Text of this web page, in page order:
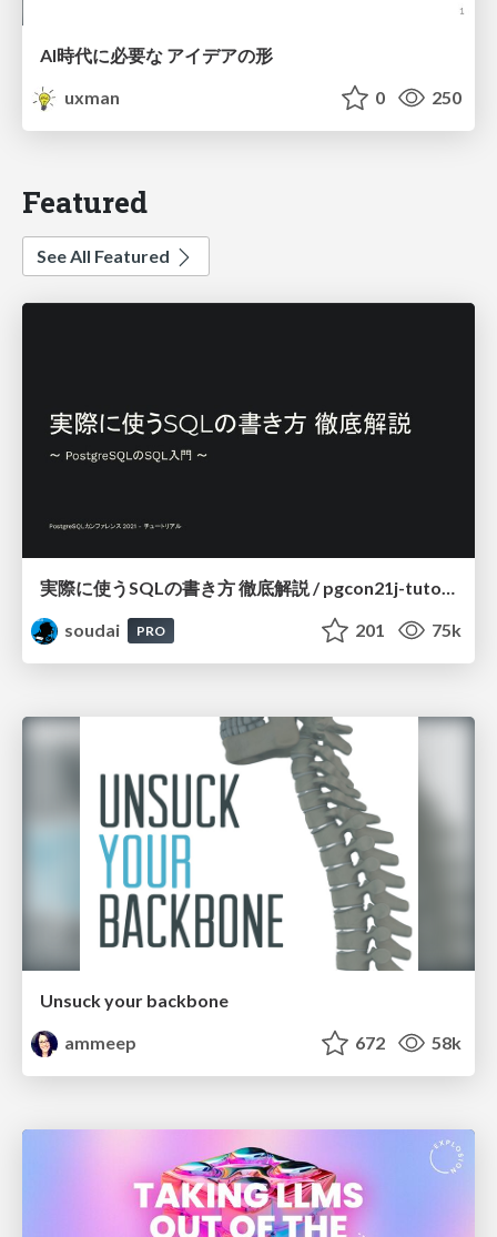
AI時代に必要な アイデアの形
uxman
0 250
Featured
See All Featured
soudai
PRO 201 75k
Unsuck your backbone
ammeep
672 58k